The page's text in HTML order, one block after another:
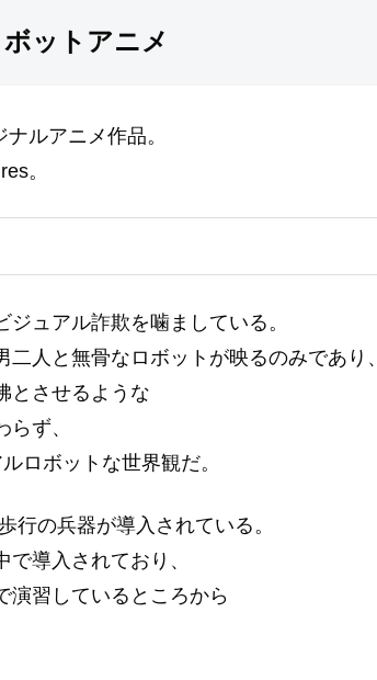
ットアニメ
ルアニメ作品。
。
ュアル詐欺を噛ましている。
人と無骨なロボットが映るのみであり、
とさせるような
ず、
ロボットな世界観だ。
行の兵器が導入されている。
導入されており、
演習しているところから